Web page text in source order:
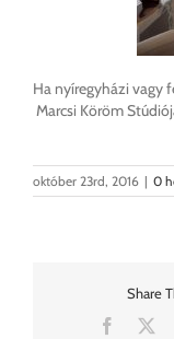
Ha nyíregyházi vagy
Marcsi Köröm
október 23rd, 2016 | 0
Share